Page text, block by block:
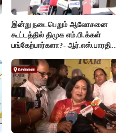
இன்று நடைபெறும் ஆலோசனை
கூட்டத்தில் திமுக எம்.பி.க்கள்
பங்கேற்பார்களா?- ஆர்.எஸ்.பாரதி